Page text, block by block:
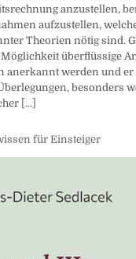
anzustellen,
auf­zustellen,
Theorien nötig sind.
überflüssige
anerkannt werden und
besonders
[...]
für Einsteiger